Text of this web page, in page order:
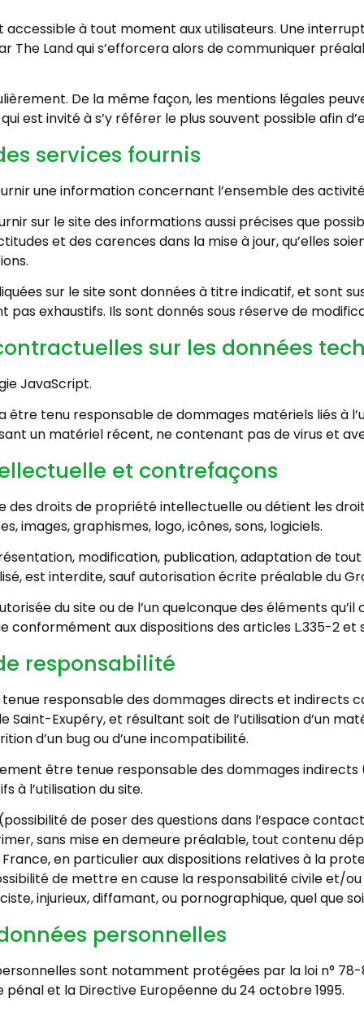
à tout moment aux utilisateurs. Une
The Land qui s’efforcera alors de communiquer
De la même façon, les mentions légales
est invité à s’y référer le plus souvent possible afin
services fournis
une information concernant l’ensemble des
sur le site des informations aussi précises que
et des carences dans la mise à jour, qu’elles
sur le site sont données à titre indicatif, et sont
pas exhaustifs. Ils sont donnés sous réserve de
sur les données
JavaScript.
tenu responsable de dommages matériels liés à
un matériel récent, ne contenant pas de virus et
et contrefaçons
des droits de propriété intellectuelle ou détient les
images, graphismes, logo, icônes, sons, logiciels.
modification, publication, adaptation de
est interdite, sauf autorisation écrite préalable du
du site ou de l’un quelconque des éléments
conformément aux dispositions des articles L.335-2
responsabilité
responsable des dommages directs et indirects
Saint-Exupéry, et résultant soit de l’utilisation d’un
d’un bug ou d’une incompatibilité.
être tenue responsable des dommages
à l’utilisation du site.
de poser des questions dans l’espace
sans mise en demeure préalable, tout contenu
en particulier aux dispositions relatives à la
de mettre en cause la responsabilité civile et/
injurieux, diffamant, ou pornographique, quel que
personnelles
sont notamment protégées par la loi n° 78-
pénal et la Directive Européenne du 24 octobre 1995.